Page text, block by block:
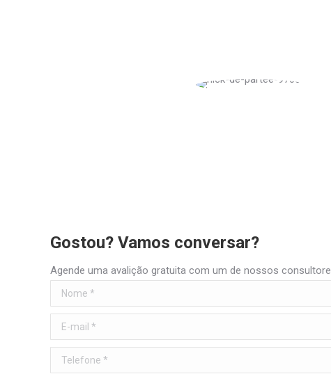
Gostou? Vamos conversar?
Agende uma avalição gratuita com um de nossos